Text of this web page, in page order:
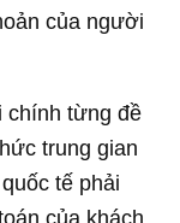
của người
chính từng đề
trung gian
tế phải
của khách